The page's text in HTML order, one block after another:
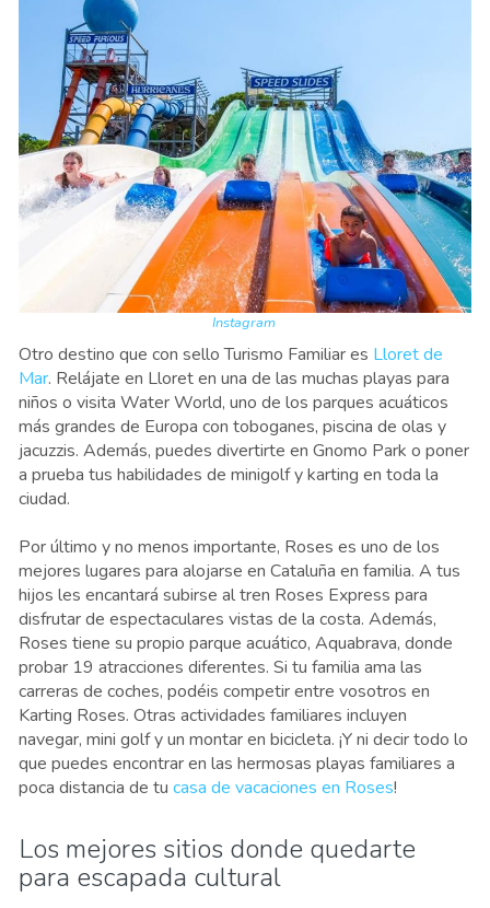
Instagram
Otro destino que con sello Turismo Familiar es Lloret de
Mar. Relájate en Lloret en una de las muchas playas para
niños o visita Water World, uno de los parques acuáticos
más grandes de Europa con toboganes, piscina de olas y
jacuzzis. Además, puedes divertirte en Gnomo Park o poner
a prueba tus habilidades de minigolf y karting en toda la
ciudad.
Por último y no menos importante, Roses es uno de los
mejores lugares para alojarse en Cataluña en familia. A tus
hijos les encantará subirse al tren Roses Express para
disfrutar de espectaculares vistas de la costa. Además,
Roses tiene su propio parque acuático, Aquabrava, donde
probar 19 atracciones diferentes. Si tu familia ama las
carreras de coches, podéis competir entre vosotros en
Karting Roses. Otras actividades familiares incluyen
navegar, mini golf y un montar en bicicleta. ¡Y ni decir todo lo
que puedes encontrar en las hermosas playas familiares a
poca distancia de tu casa de vacaciones en Roses!
Los mejores sitios donde quedarte
para escapada cultural